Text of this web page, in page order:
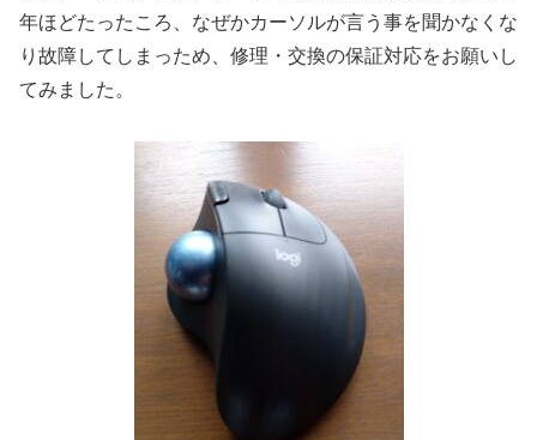
年ほどたったころ、なぜかカーソルが言う事を聞かなくな
り故障してしまっため、修理・交換の保証対応をお願いし
てみました。